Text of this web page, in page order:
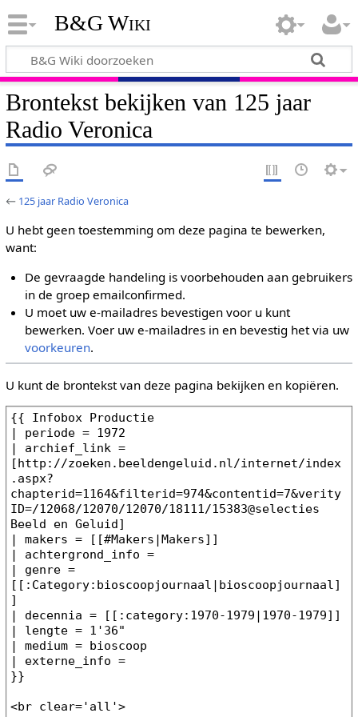
B&G Wiki
Brontekst bekijken van 125 jaar
Radio Veronica
← 125 jaar Radio Veronica
U hebt geen toestemming om deze pagina te bewerken,
want:
De gevraagde handeling is voorbehouden aan gebruikers
in de groep emailconfirmed.
U moet uw e-mailadres bevestigen voor u kunt
bewerken. Voer uw e-mailadres in en bevestig het via uw
voorkeuren.
U kunt de brontekst van deze pagina bekijken en kopiëren.